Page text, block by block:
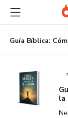
principal
página
de
página
la